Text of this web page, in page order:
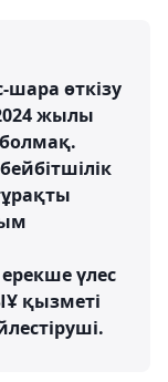
өткізу
жылы
үлес
қызметі